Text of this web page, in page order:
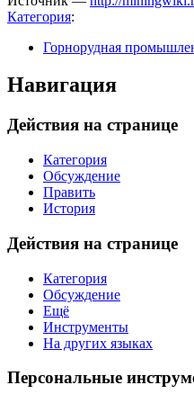
Категория:
Горнорудная
Навигация
Действия на странице
Категория
Обсуждение
Править
История
Действия на странице
Категория
Обсуждение
Ещё
Инструменты
На других языках
Персональные